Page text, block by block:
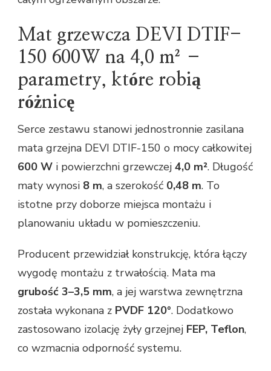
Mat grzewcza DEVI DTIF-
150 600W na 4,0 m² –
parametry, które robią
różnicę
Serce zestawu stanowi jednostronnie zasilana
mata grzejna DEVI DTIF-150 o mocy całkowitej
600 W i powierzchni grzewczej 4,0 m². Długość
maty wynosi 8 m, a szerokość 0,48 m. To
istotne przy doborze miejsca montażu i
planowaniu układu w pomieszczeniu.
Producent przewidział konstrukcję, która łączy
wygodę montażu z trwałością. Mata ma
grubość 3–3,5 mm, a jej warstwa zewnętrzna
została wykonana z PVDF 120°. Dodatkowo
zastosowano izolację żyły grzejnej FEP, Teflon,
co wzmacnia odporność systemu.